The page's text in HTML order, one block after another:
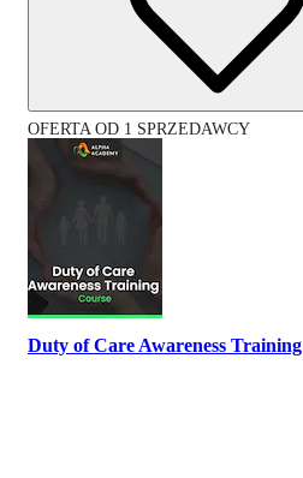
OFERTA OD 1 SPRZEDAWCY
Duty of Care Awareness Training